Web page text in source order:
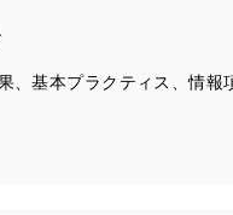
、基本プラクティス、情報